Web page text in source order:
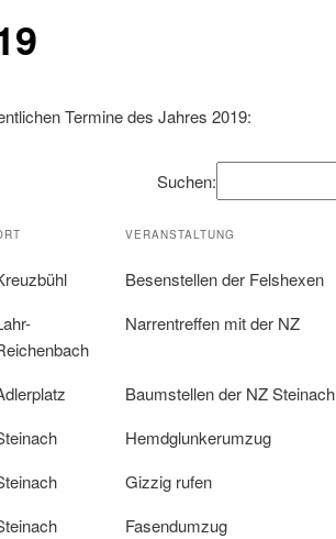
Termine des Jahres 2019:
Suchen:
VERANSTALTUNG
Besenstellen der Felshexen
Narrentreffen mit der NZ
Baumstellen der NZ Steinach
Hemdglunkerumzug
Gizzig rufen
Fasendumzug